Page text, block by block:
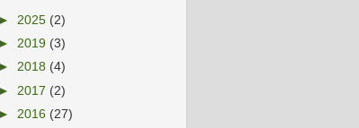
► 2025 (2)
► 2019 (3)
► 2018 (4)
► 2017 (2)
► 2016 (27)